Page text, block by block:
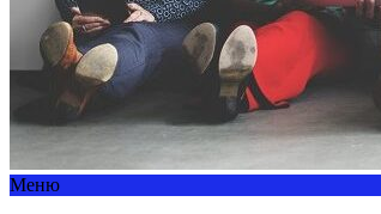
Меню